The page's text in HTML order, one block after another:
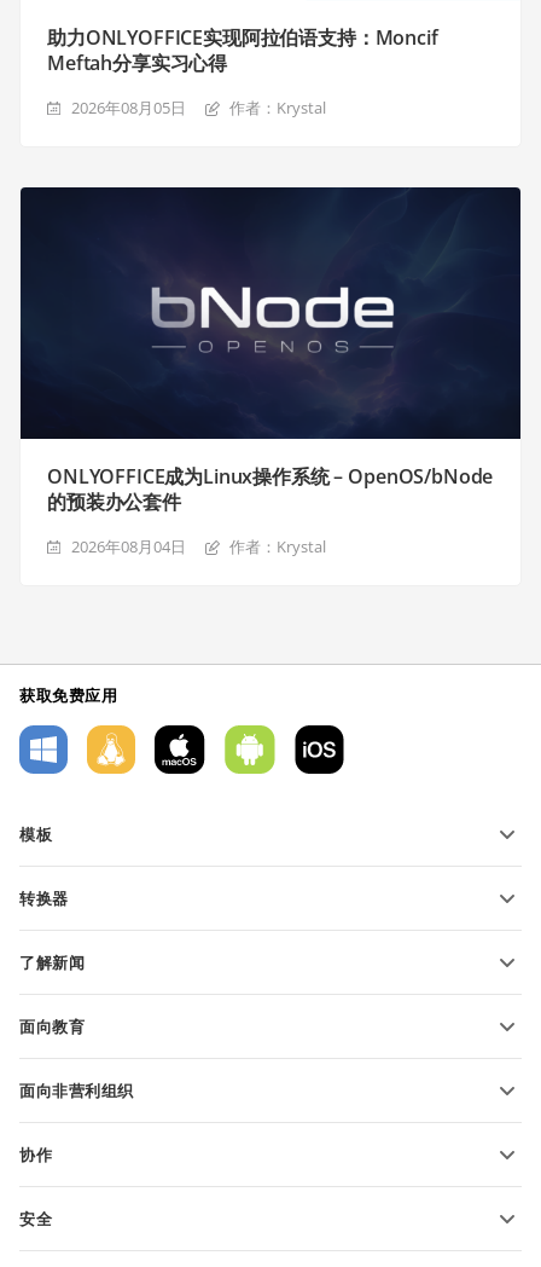
助力ONLYOFFICE实现阿拉伯语支持：Moncif
Meftah分享实习心得
2026年08月05日 作者：Krystal
ONLYOFFICE成为Linux操作系统 – OpenOS/bNode
的预装办公套件
2026年08月04日 作者：Krystal
获取免费应用
模板
文本文档模板
转换器
转换电子表格
了解新闻
面向教育
适用于教育人士
面向非营利组织
申请免费帐户
协作
翻译人员
安全